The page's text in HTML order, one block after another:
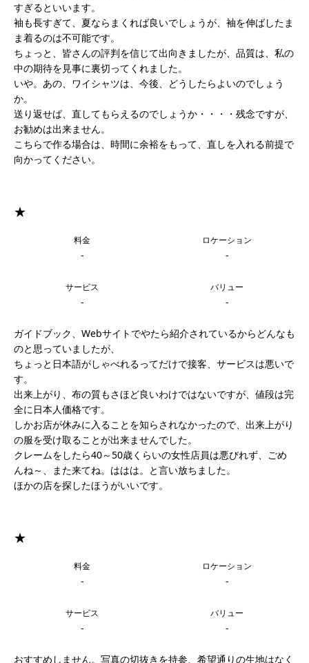
すぎるといいます。
袖も長すぎて、夏ならまくれば良いでしょうが、袖を伸ばしたま
ま着るのは不可能です。
ちょっと、皆さんの評判を信じて出向きましたが、品質は、私の
中の期待を見事に裏切ってくれました。
いや。あの、ワイシャツは、今後、どうしたらよいのでしょう
か。
送り返せば、直してもらえるのでしょうか・・・・残念ですが、
お勧めは出来ません。
こちらで作る場合は、時間に余裕をもって、直しを入れる前提で
向かってください。
★
料金
-
ロケーション
-
サービス
-
バリュー
-
ガイドブック、Webサイトでやたら紹介されているからどんなも
のと思っていましたが、
ちょっと日本語がしゃべれるってだけで接客、サービスは悪いで
す。
出来上がり、布の質もさほど良いわけではないですが、値段は完
全に日本人価格です。
しかお店が休みに入ることを知らされなかったので、出来上がり
の服を受け取ることが出来ませんでした。
クレームをしたら40～50歳くらいの女性店員は悪びれず、ごめ
んね～、また来てね。ははは。と言い放ちました。
ほかの店を探したほうがいいです。
★
料金
-
ロケーション
-
サービス
-
バリュー
-
おすすめしません。写真の切抜きを持参、希望通りの生地はなく